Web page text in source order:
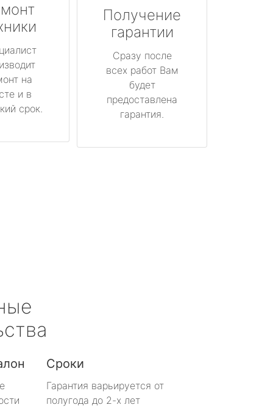
на
и в
срок.
Получение
гарантии
Сразу после
всех работ Вам
будет
предоставлена
гарантия.
Сроки
Гарантия варьируется от
полугода до 2-х лет